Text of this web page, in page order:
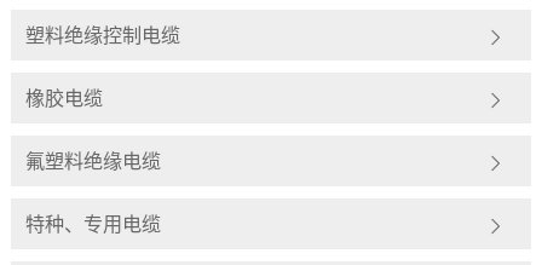
塑料绝缘控制电缆
橡胶电缆
氟塑料绝缘电缆
特种、专用电缆